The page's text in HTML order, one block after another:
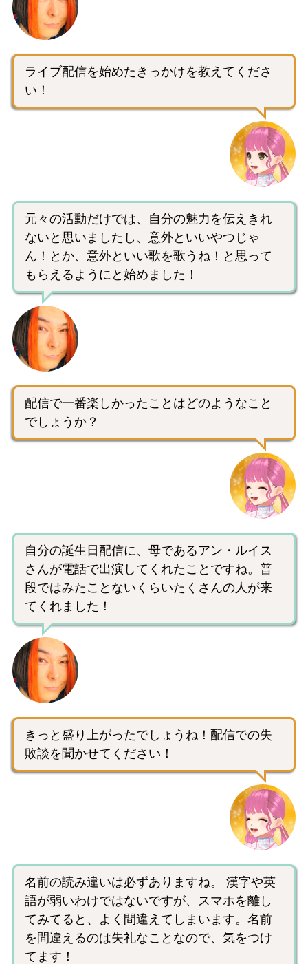
ライブ配信を始めたきっかけを教えてくださ
い！
元々の活動だけでは、自分の魅力を伝えきれ
ないと思いましたし、意外といいやつじゃ
ん！とか、意外といい歌を歌うね！と思って
もらえるようにと始めました！
配信で一番楽しかったことはどのようなこと
でしょうか？
自分の誕生日配信に、母であるアン・ルイス
さんが電話で出演してくれたことですね。普
段ではみたことないくらいたくさんの人が来
てくれました！
きっと盛り上がったでしょうね！配信での失
敗談を聞かせてください！
名前の読み違いは必ずありますね。 漢字や英
語が弱いわけではないですが、スマホを離し
てみてると、よく間違えてしまいます。名前
を間違えるのは失礼なことなので、気をつけ
てます！